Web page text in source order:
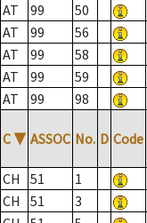
AT
99 50
AT
99 56
AT
99 58
AT
99 59
AT
99 98
C ▼ ASSOC No. D Code
CH 51 1
CH
51 3